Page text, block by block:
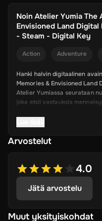
Noin Atelier Yumia The
Envisioned Land
- Steam - Digital Key
Action Adventure
Hanki halvin digitaalinen
Memories & Envisioned Land
Atelier Yumiassa seurataan
joka etsii vastauksia
tutkimattomalle maalle
Tämä Deluxe-
Pääpeli
Atelier Yumia - Värikäs
Arvostelut
4.0
Jätä arvostelu
Muut yksityiskohdat